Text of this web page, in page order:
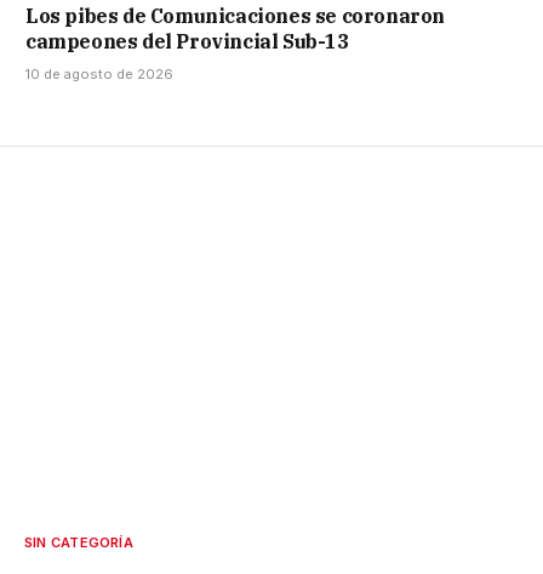
Los pibes de Comunicaciones se coronaron
campeones del Provincial Sub-13
10 de agosto de 2026
SIN CATEGORÍA